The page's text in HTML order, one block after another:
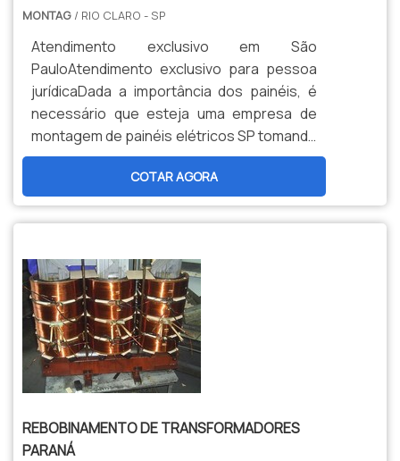
MONTAG / RIO CLARO - SP
Atendimento exclusivo em São
PauloAtendimento exclusivo para pessoa
jurídicaDada a importância dos painéis, é
necessário que esteja uma empresa de
montagem de painéis elétricos SP tomando
conta e que seja especialista no assunto.
A empresa completa esta lista com outros
materiais, o serviço de montagem de
painéis elétricos pode ser realizado de
através do fornecimento parcial ou
completo onde o cliente ...
COTAR AGORA
REBOBINAMENTO DE TRANSFORMADORES
PARANÁ